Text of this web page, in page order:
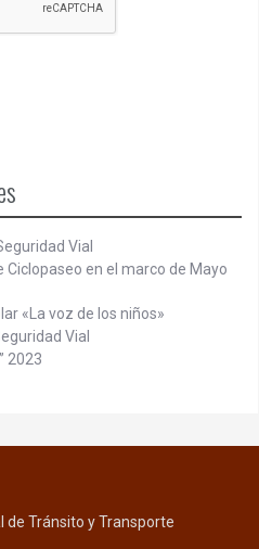
Vial
Ciclopaseo en el marco de Mayo
«La voz de los niños»
Vial
2023
de Tránsito y Transporte